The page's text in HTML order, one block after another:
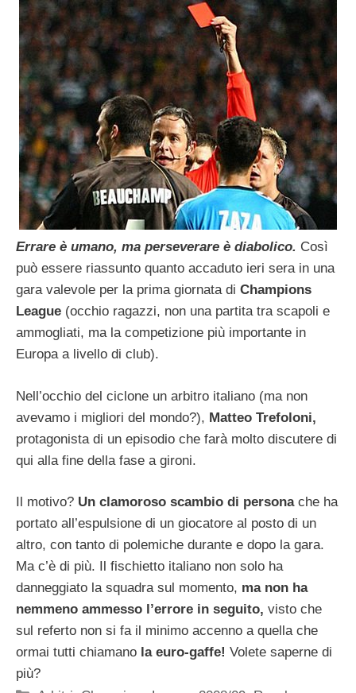
Errare è umano, ma perseverare è diabolico. Così
può essere riassunto quanto accaduto ieri sera in una
gara valevole per la prima giornata di Champions
League (occhio ragazzi, non una partita tra scapoli e
ammogliati, ma la competizione più importante in
Europa a livello di club).
Nell’occhio del ciclone un arbitro italiano (ma non
avevamo i migliori del mondo?), Matteo Trefoloni,
protagonista di un episodio che farà molto discutere di
qui alla fine della fase a gironi.
Il motivo? Un clamoroso scambio di personache ha
portato all’espulsione di un giocatore al posto di un
altro, con tanto di polemiche durante e dopo la gara.
Ma c’è di più. Il fischietto italiano non solo ha
danneggiato la squadra sul momento, ma non ha
nemmeno ammesso l’errore in seguito, visto che
sul referto non si fa il minimo accenno a quella che
ormai tutti chiamano la euro-gaffe! Volete saperne di
più?